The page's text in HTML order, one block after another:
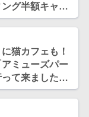
グ半額キャン
猫カフェも！
ミューズパー
て来ました